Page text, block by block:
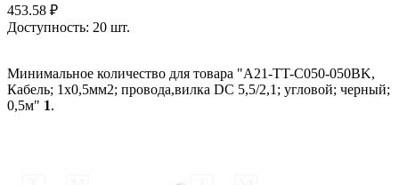
453.58 ₽
Доступность: 20 шт.
Минимальное количество для товара "A21-TT-C050-050BK,
Кабель; 1x0,5мм2; провода,вилка DC 5,5/2,1; угловой; черный;
0,5м" 1.